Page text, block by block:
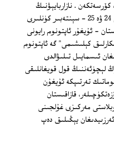
. نازاربايېۋنىڭ
ئۇيغۇر ئاپتونوم رايونىدىكى زىيارىتى 24 ۋە 25 - سېنتەبىر كۈنلىرى
- ئۇيغۇر ئاپتونوم رايونى
كېلىشىمى" گە ئاپتونوم
ئىسمايىل تىلىۋالدى
لېچۈئەننىڭ قول قويغانلىقى
تەرتىپكە ئۇيغۇن
قازاقىستان
مەركىزى غۇلجىنى
يېڭىلىق دەپ